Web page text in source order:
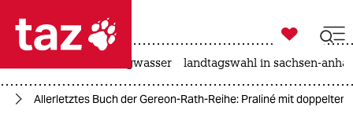
 taz zahl ich
taz zahl ich

taz zahl ich
niedrigwasser landtagswahl in sachsen-
Allerletztes Buch der Gereon-Rath-Reihe: Praliné mit